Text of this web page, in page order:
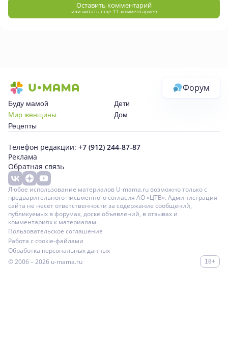
Оставить комментарий
или читать еще 11 комментариев
Форум
Буду мамой
Дети
Мир женщины
Дом
Рецепты
Телефон редакции: +7 (912) 244-87-87
Реклама
Обратная связь
Любое использование материалов U-mama.ru возможно только с
предварительного письменного согласия АО «ЦТВ». Администрация
сайта не несет ответственности за содержание сообщений,
публикуемых в форумах, доске объявлений, в отзывах и
комментариях к материалам.
Пользовательское соглашение
Работа с cookie-файлами
Обработка персональных данных
© 2006 – 2026 u-mama.ru 18+